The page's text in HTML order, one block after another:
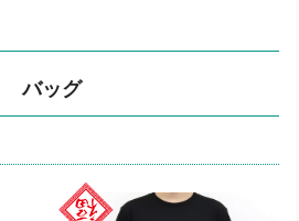
バッグ